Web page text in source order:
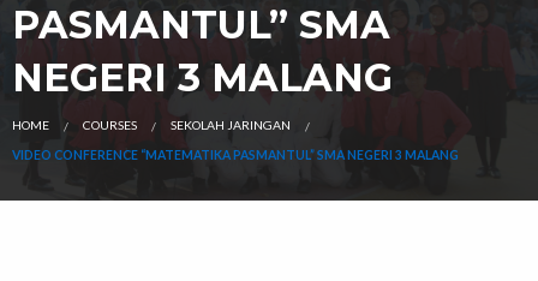
PASMANTUL” SMA
NEGERI 3 MALANG
HOME COURSES SEKOLAH JARINGAN
VIDEO CONFERENCE “MATEMATIKA PASMANTUL” SMA NEGERI 3 MALANG